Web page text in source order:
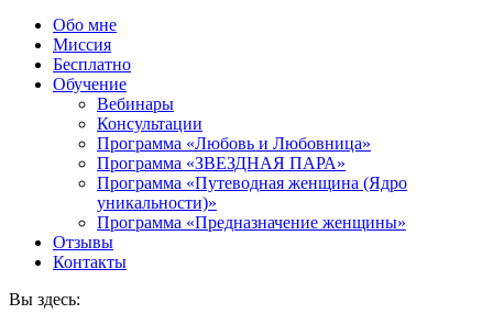
Обо мне
Миссия
Бесплатно
Обучение
Вебинары
Консультации
Программа «Любовь и Любовница»
Программа «ЗВЕЗДНАЯ ПАРА»
Программа «Путеводная женщина (Ядро
уникальности)»
Программа «Предназначение женщины»
Отзывы
Контакты
Вы здесь: